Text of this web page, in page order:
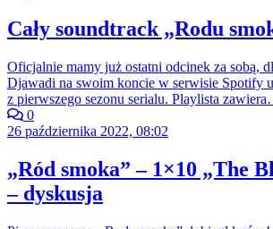
Cały soundtrack „Rodu
Oficjalnie mamy już ostatni odcinek za sobą,
Djawadi na swoim koncie w serwisie Spotify
z pierwszego sezonu serialu. Playlista
0
26 października 2022, 08:02
„Ród smoka” – 1×10 „The
– dyskusja